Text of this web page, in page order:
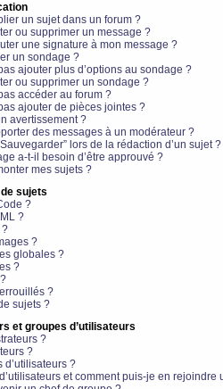
un sujet dans un forum ?
ou supprimer un message ?
une signature à mon message ?
un sondage ?
ajouter plus d’options au sondage ?
ou supprimer un sondage ?
accéder au forum ?
ajouter de pièces jointes ?
avertissement ?
des messages à un modérateur ?
lors de la rédaction d’un sujet ?
a-t-il besoin d’être approuvé ?
mes sujets ?
sujets
?
?
?
?
globales ?
?
?
sujets ?
et groupes d’utilisateurs
?
?
d’utilisateurs ?
et comment puis-je en rejoindre